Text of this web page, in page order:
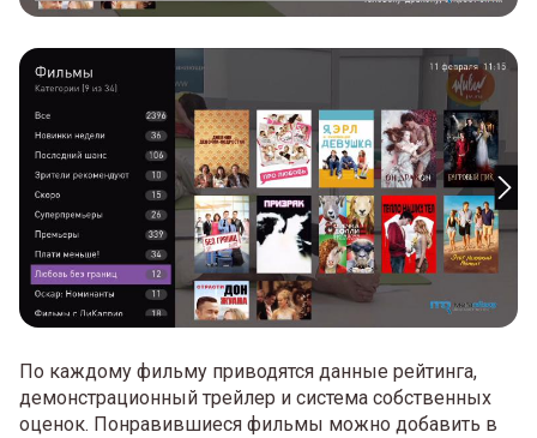
По каждому фильму приводятся данные рейтинга,
демонстрационный трейлер и система собственных
оценок. Понравившиеся фильмы можно добавить в